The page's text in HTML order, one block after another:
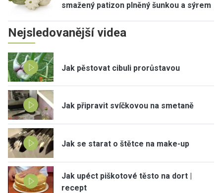
smažený patizon plněný šunkou a sýrem
Nejsledovanější videa
Jak pěstovat cibuli prorůstavou
Jak připravit svíčkovou na smetaně
Jak se starat o štětce na make-up
Jak upéct piškotové těsto na dort |
recept